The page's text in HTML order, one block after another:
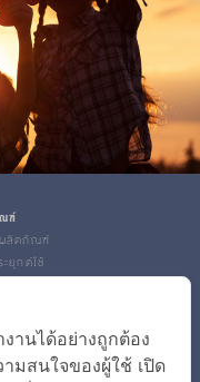
ฑ์
ลิตภัณฑ์
ยุกต์ใช้
เทศานได้อย่างถูกต้อง
มสนใจของผู้ใช้ เปิด